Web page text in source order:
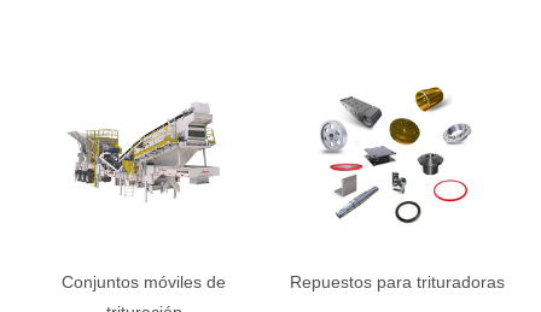
Conjuntos móviles de
Repuestos para trituradoras